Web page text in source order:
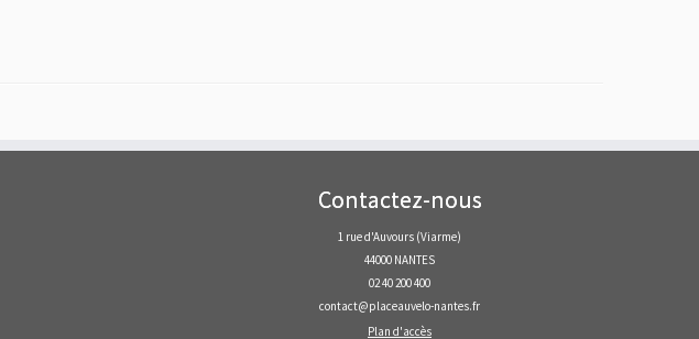
Contactez-nous
1 rue d'Auvours (Viarme)
44000 NANTES
02 40 200 400
contact@placeauvelo-nantes.fr
Plan d'accès